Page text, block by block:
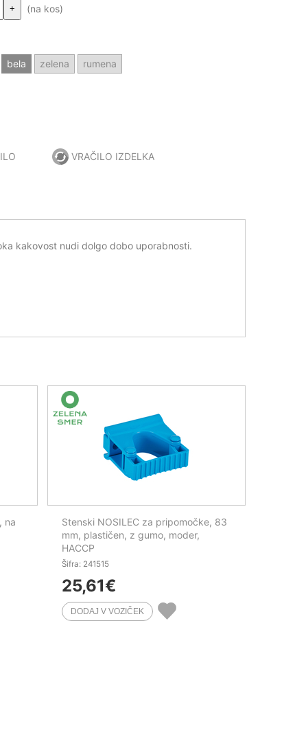
+ (na kos)
bela zelena rumena
VRAČILO IZDELKA
kakovost nudi dolgo dobo uporabnosti.
na
Stenski NOSILEC za pripomočke, 83
mm, plastičen, z gumo, moder,
HACCP
Šifra: 241515
25,61€